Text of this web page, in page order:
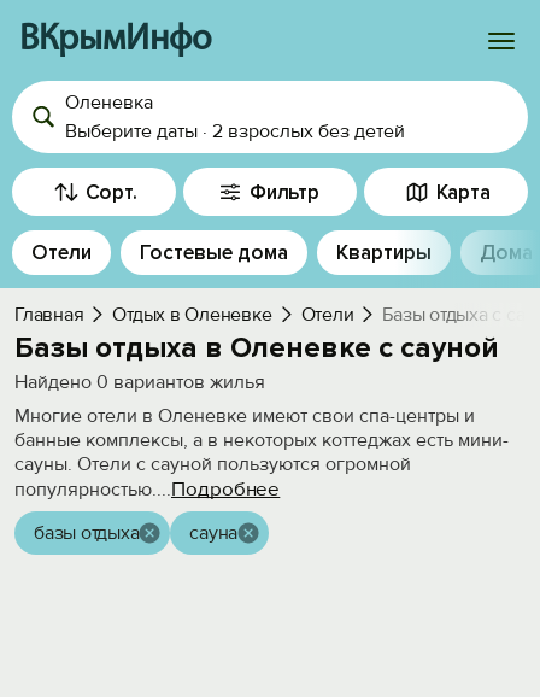
ВКрымИнфо
Войти
Избранное
История просмотра
Добавить свой объект
Оленевка
Выберите даты · 2 взрослых без детей
Сорт. Фильтр Карта
Отели Гостевые дома Квартиры Дома
Главная Отдых в Оленевке Отели Базы отдыха с
Базы отдыха в Оленевке с сауной
Найдено 0 вариантов жилья
Многие отели в Оленевке имеют свои спа-центры и
банные комплексы, а в некоторых коттеджах есть мини-
сауны. Отели с сауной пользуются огромной
популярностью....Подробнее
базы отдыха сауна